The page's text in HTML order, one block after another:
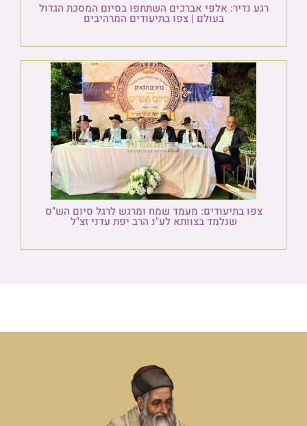
רגע נדיר: אלפי אברכים השתתפו בסיום המסכת הגדול
בעולם | צפו בתיעודים המרהיבים
צפו בתיעודים: מעמד שמח ומרגש לרגל סיום הש"ס
שנלמד בצוותא לע"נ הרב יפת עדני זצ"ל